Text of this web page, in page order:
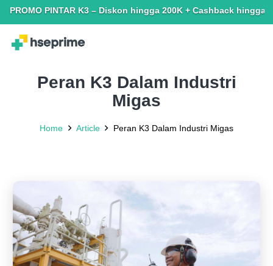
PINTAR K3 – Diskon hingga 200K + Cashback hingga
Peran K3 Dalam Industri
Migas
Home Article Peran K3 Dalam Industri Migas